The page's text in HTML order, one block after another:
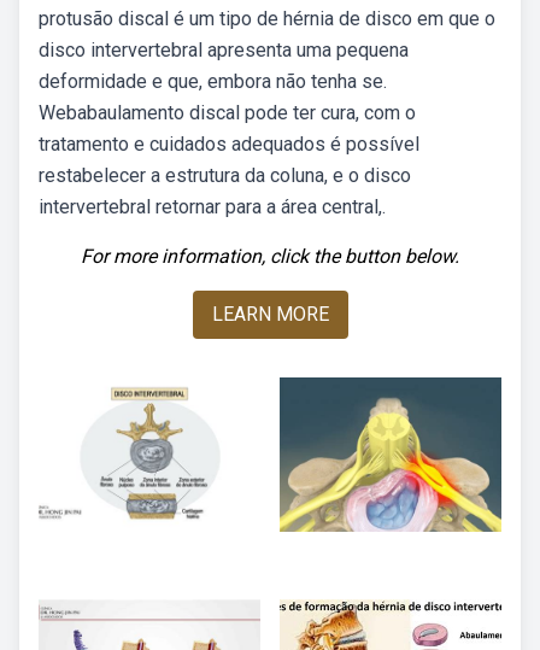
protusão discal é um tipo de hérnia de disco em que o
disco intervertebral apresenta uma pequena
deformidade e que, embora não tenha se.
Webabaulamento discal pode ter cura, com o
tratamento e cuidados adequados é possível
restabelecer a estrutura da coluna, e o disco
intervertebral retornar para a área central,.
For more information, click the button below.
LEARN MORE